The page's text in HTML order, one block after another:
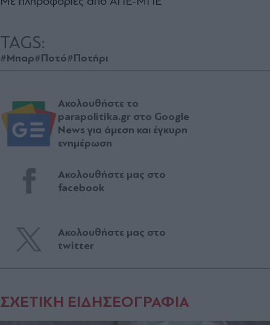
TAGS:
#Μπαρ#Ποτό#Ποτήρι
Ακολουθήστε το
parapolitika.gr στο Google
News για άμεση και έγκυρη
ενημέρωση
Ακολουθήστε μας στο
facebook
Ακολουθήστε μας στο
twitter
ΣΧΕΤΙΚΗ ΕΙΔΗΣΕΟΓΡΑΦΙΑ